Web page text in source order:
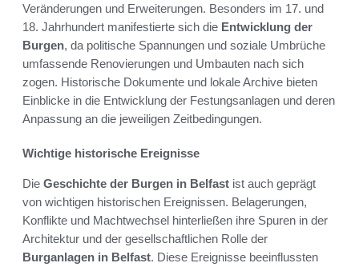
Veränderungen und Erweiterungen. Besonders im 17. und
18. Jahrhundert manifestierte sich die Entwicklung der
Burgen, da politische Spannungen und soziale Umbrüche
umfassende Renovierungen und Umbauten nach sich
zogen. Historische Dokumente und lokale Archive bieten
Einblicke in die Entwicklung der Festungsanlagen und deren
Anpassung an die jeweiligen Zeitbedingungen.
Wichtige historische Ereignisse
Die Geschichte der Burgen in Belfast ist auch geprägt
von wichtigen historischen Ereignissen. Belagerungen,
Konflikte und Machtwechsel hinterließen ihre Spuren in der
Architektur und der gesellschaftlichen Rolle der
Burganlagen in Belfast. Diese Ereignisse beeinflussten